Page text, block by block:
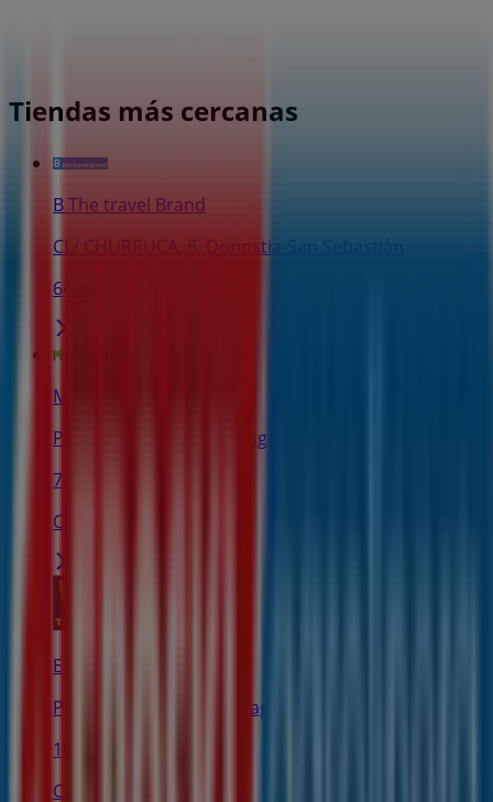
Tiendas más cercanas
B The travel Brand
CL/ CHURRUCA, 8, Donostia-San Sebastián
64 m
Milar
Piedad kalea, 5, Zumarraga
76 m
Cerrado
Estancos
Plaza Euskadi 5, Zumarraga
107 m
Cerrado